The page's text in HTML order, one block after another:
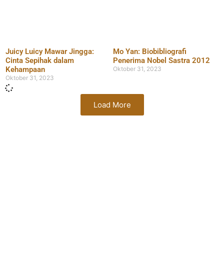
Juicy Luicy Mawar Jingga:
Cinta Sepihak dalam
Kehampaan
Oktober 31, 2023
Mo Yan: Biobibliografi
Penerima Nobel Sastra 2012
Oktober 31, 2023
Load More